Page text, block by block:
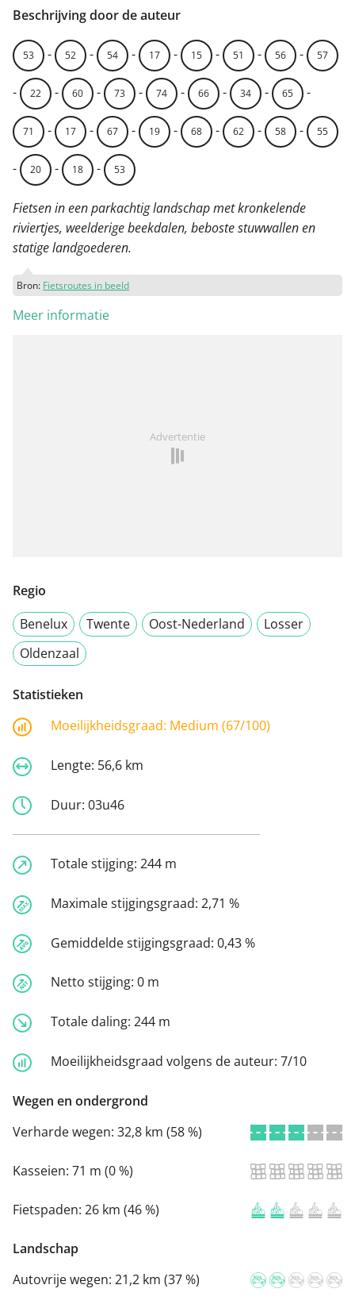
Beschrijving door de auteur
53 - 52 - 54 - 17 - 15 - 51 - 56 - 57
- 22 - 60 - 73 - 74 - 66 - 34 - 65 -
71 - 17 - 67 - 19 - 68 - 62 - 58 - 55
- 20 - 18 - 53
Fietsen in een parkachtig landschap met kronkelende
riviertjes, weelderige beekdalen, beboste stuwwallen en
statige landgoederen.
Bron: Fietsroutes in beeld
Meer informatie
Advertentie
Regio
Benelux
Twente Oost-Nederland
Losser
Oldenzaal
Statistieken
Moeilijkheidsgraad: Medium (67/100)
Lengte: 56,6 km
Duur: 03u46
Totale stijging: 244 m
Maximale stijgingsgraad: 2,71 %
Gemiddelde stijgingsgraad: 0,43 %
Netto stijging: 0 m
Totale daling: 244 m
Moeilijkheidsgraad volgens de auteur: 7/10
Wegen en ondergrond
Verharde wegen: 32,8 km (58 %)
Kasseien: 71 m (0 %)
Fietspaden: 26 km (46 %)
Landschap
Autovrije wegen: 21,2 km (37 %)